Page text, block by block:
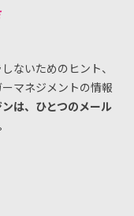
ないためのヒント、
マネジメントの情報
は、ひとつのメール